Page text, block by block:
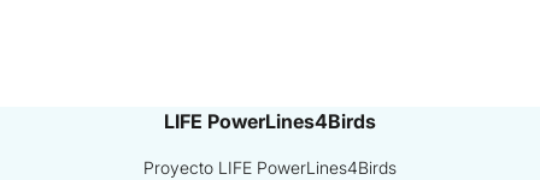
LIFE PowerLines4Birds
Proyecto LIFE PowerLines4Birds